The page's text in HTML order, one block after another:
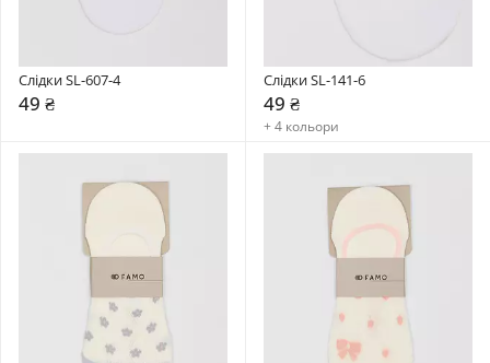
Слідки SL-607-4
49 ₴
Слідки SL-141-6
49 ₴
+ 4 кольори